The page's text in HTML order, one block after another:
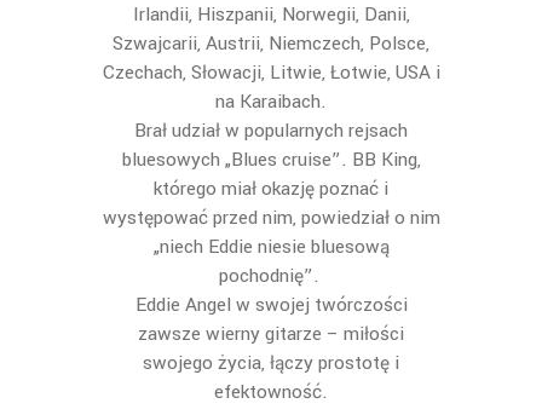
Irlandii, Hiszpanii, Norwegii, Danii,
Szwajcarii, Austrii, Niemczech, Polsce,
Czechach, Słowacji, Litwie, Łotwie, USA i
na Karaibach.
Brał udział w popularnych rejsach
bluesowych „Blues cruise”. BB King,
którego miał okazję poznać i
występować przed nim, powiedział o nim
„niech Eddie niesie bluesową
pochodnię”.
Eddie Angel w swojej twórczości
zawsze wierny gitarze – miłości
swojego życia, łączy prostotę i
efektowność.